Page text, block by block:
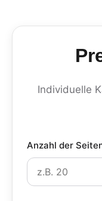
Individuelle
Anzahl der